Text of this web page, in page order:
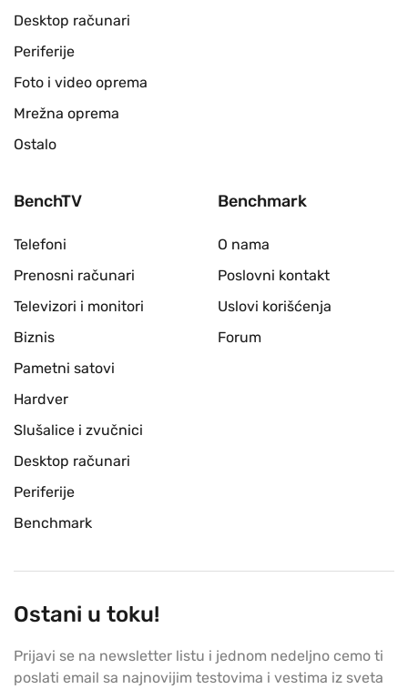
Desktop računari
Periferije
Foto i video oprema
Mrežna oprema
Ostalo
BenchTV
Telefoni
Prenosni računari
Televizori i monitori
Biznis
Pametni satovi
Hardver
Slušalice i zvučnici
Desktop računari
Periferije
Benchmark
Benchmark
O nama
Poslovni kontakt
Uslovi korišćenja
Forum
Ostani u toku!
Prijavi se na newsletter listu i jednom nedeljno cemo ti
poslati email sa najnovijim testovima i vestima iz sveta